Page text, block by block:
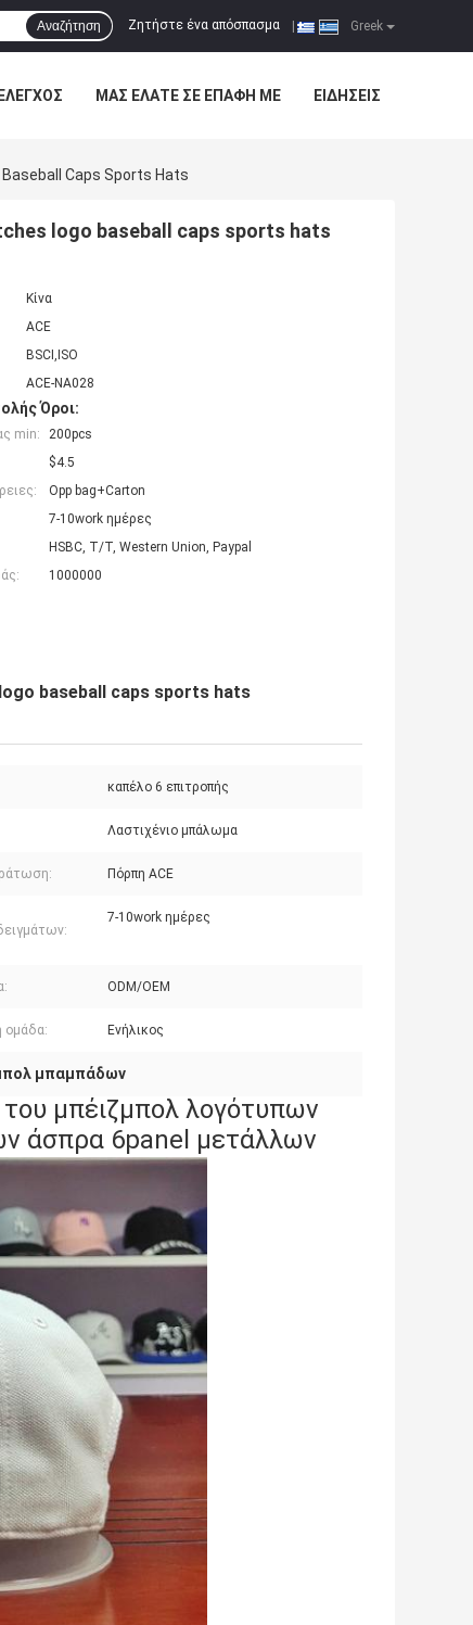
Greek
Ζητήστε ένα απόσπασμα
Αναζήτηση
ΜΑΣ ΕΛΆΤΕ ΣΕ ΕΠΑΦΉ ΜΕ ΕΙΔΉΣΕΙΣ
Caps Sports Hats
logo baseball caps sports hats
Κίνα
ACE
BSCI,ISO
ACE-NA028
Όροι:
min:
200pcs
$4.5
Opp bag+Carton
7-10work ημέρες
HSBC, T/T, Western Union, Paypal
1000000
baseball caps sports hats
καπέλο 6 επιτροπής
Λαστιχένιο μπάλωμα
Πόρπη ACE
7-10work ημέρες
ODM/OEM
ομάδα: Ενήλικος
μπαμπάδων
μπέιζμπολ λογότυπων
άσπρα 6panel μετάλλων